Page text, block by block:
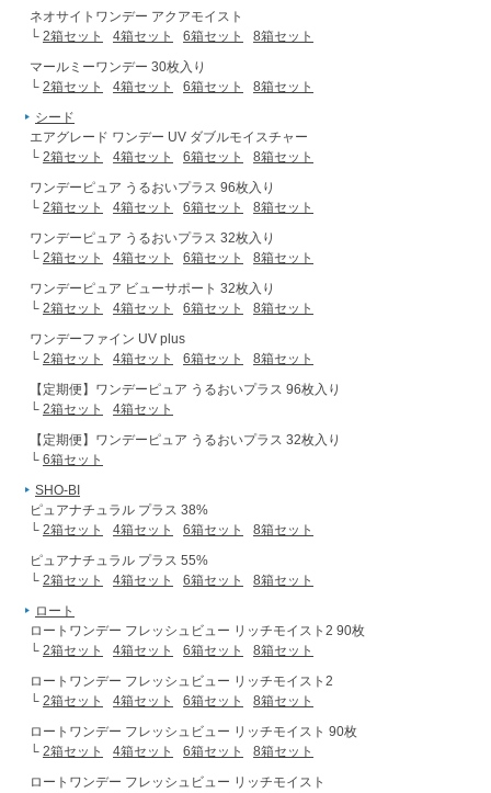
ネオサイトワンデー アクアモイスト
└ 2箱セット 4箱セット 6箱セット
8箱セット
マールミーワンデー 30枚入り
└ 2箱セット 4箱セット 6箱セット
8箱セット
シード
エアグレード ワンデー UV ダブルモイスチャー
└ 2箱セット 4箱セット 6箱セット
8箱セット
ワンデーピュア うるおいプラス 96枚入り
└ 2箱セット 4箱セット 6箱セット
8箱セット
ワンデーピュア うるおいプラス 32枚入り
└ 2箱セット 4箱セット 6箱セット
8箱セット
ワンデーピュア ビューサポート 32枚入り
└ 2箱セット 4箱セット 6箱セット
8箱セット
ワンデーファイン UV plus
└ 2箱セット 4箱セット 6箱セット
8箱セット
【定期便】ワンデーピュア うるおいプラス 96枚入り
└ 2箱セット
4箱セット
【定期便】ワンデーピュア うるおいプラス 32枚入り
└ 6箱セット
SHO-BI
ピュアナチュラル プラス 38%
└ 2箱セット 4箱セット 6箱セット
8箱セット
ピュアナチュラル プラス 55%
└ 2箱セット 4箱セット 6箱セット
8箱セット
ロート
ロートワンデー フレッシュビュー リッチモイスト2 90枚
└ 2箱セット 4箱セット 6箱セット
8箱セット
ロートワンデー フレッシュビュー リッチモイスト2
└ 2箱セット 4箱セット 6箱セット
8箱セット
ロートワンデー フレッシュビュー リッチモイスト 90枚
└ 2箱セット 4箱セット 6箱セット
8箱セット
ロートワンデー フレッシュビュー リッチモイスト